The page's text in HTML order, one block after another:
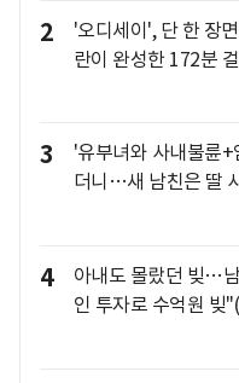
2
'오디세이', 단 한 장
란이 완성한 172분
3
'유부녀와 사내불륜
더니…새 남친은 딸
4
아내도 몰랐던 빚…
인 투자로 수억원 빚